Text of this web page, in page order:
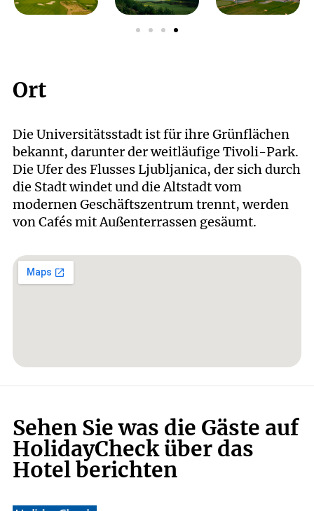
Ort
Die Universitätsstadt ist für ihre Grünflächen
bekannt, darunter der weitläufige Tivoli-Park.
Die Ufer des Flusses Ljubljanica, der sich durch
die Stadt windet und die Altstadt vom
modernen Geschäftszentrum trennt, werden
von Cafés mit Außenterrassen gesäumt.
Sehen Sie was die Gäste auf
HolidayCheck über das
Hotel berichten